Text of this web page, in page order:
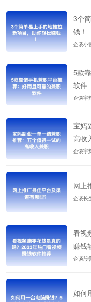
3个
钱！
企谈小
5款
软件
企谈宇
宝妈
高收
企谈宇
网上
企谈长
看视
赚钱
企谈段
如何